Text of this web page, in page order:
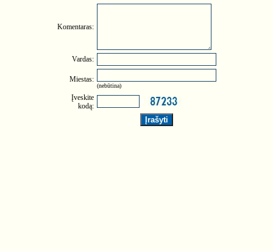
Komentaras:
Vardas:
Miestas:
(nebūtina)
Įveskite
kodą: